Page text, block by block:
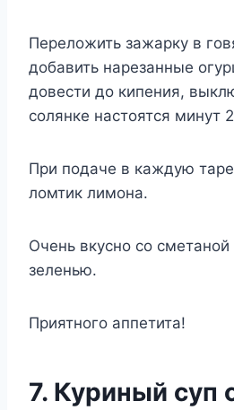
Переложить зажарку в
добавить нарезанные
довести до кипения,
солянке настоятся минут
При подаче в каждую
ломтик лимона.
Очень вкусно со
зеленью.
Приятного аппетита!
7. Куриный суп